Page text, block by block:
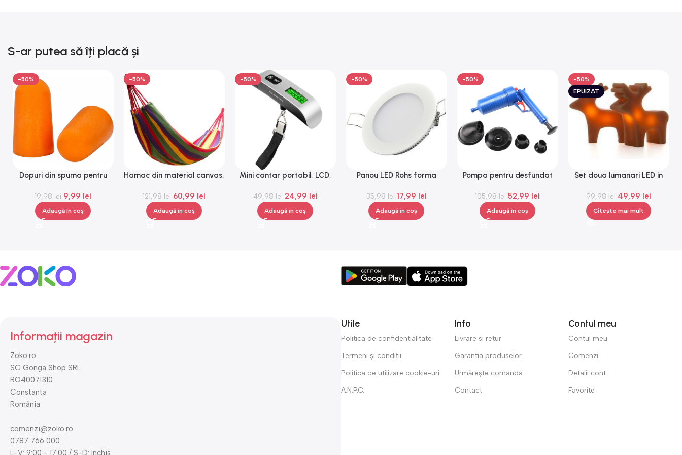
S-ar putea să îți placă și
-50%
Dopuri din spuma pentru
19,98lei 9,99 lei
Adaugă în coș
-50%
Hamac din material canvas,
121,98lei 60,99 lei
Adaugă în coș
-50%
Mini cantar portabil, LCD,
49,98lei 24,99 lei
Adaugă în coș
-50%
Panou LED Rohs forma
3000 K
35,98lei 17,99 lei
Adaugă în coș
-50%
Pompa pentru desfundat
105,98lei 52,99 lei
Adaugă în coș
-50%
EPUIZAT
Set doua lumanari LED in
99,98lei 49,99 lei
Citește mai mult
Informații magazin
Zoko.ro
SC Gonga Shop SRL
RO40071310
Constanta
România
comenzi@zoko.ro
0787 766 000
L-V: 9:00 - 17:00 / S-D: Inchis
Utile
Politica de confidentialitate
Termeni și condiții
Politica de utilizare cookie-uri
A.N.P.C.
Info
Livrare si retur
Garantia produselor
Urmărește comanda
Contact
Contul meu
Contul meu
Comenzi
Detalii cont
Favorite